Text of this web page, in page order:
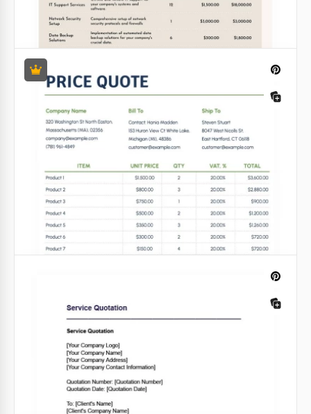
Cotação de Serviço Verde
Dê as boas-vindas a uma lufada de ar fresco em
suas propostas de serviço com nosso modelo de
Cotação de Serviço Verde.
Google Sheets